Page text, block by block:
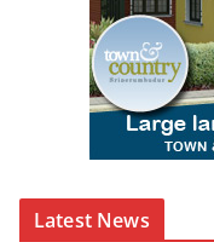
Latest News